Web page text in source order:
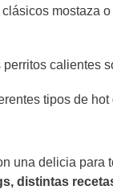
mostaza
perritos calientes
tipos de
una delicia para
distintas